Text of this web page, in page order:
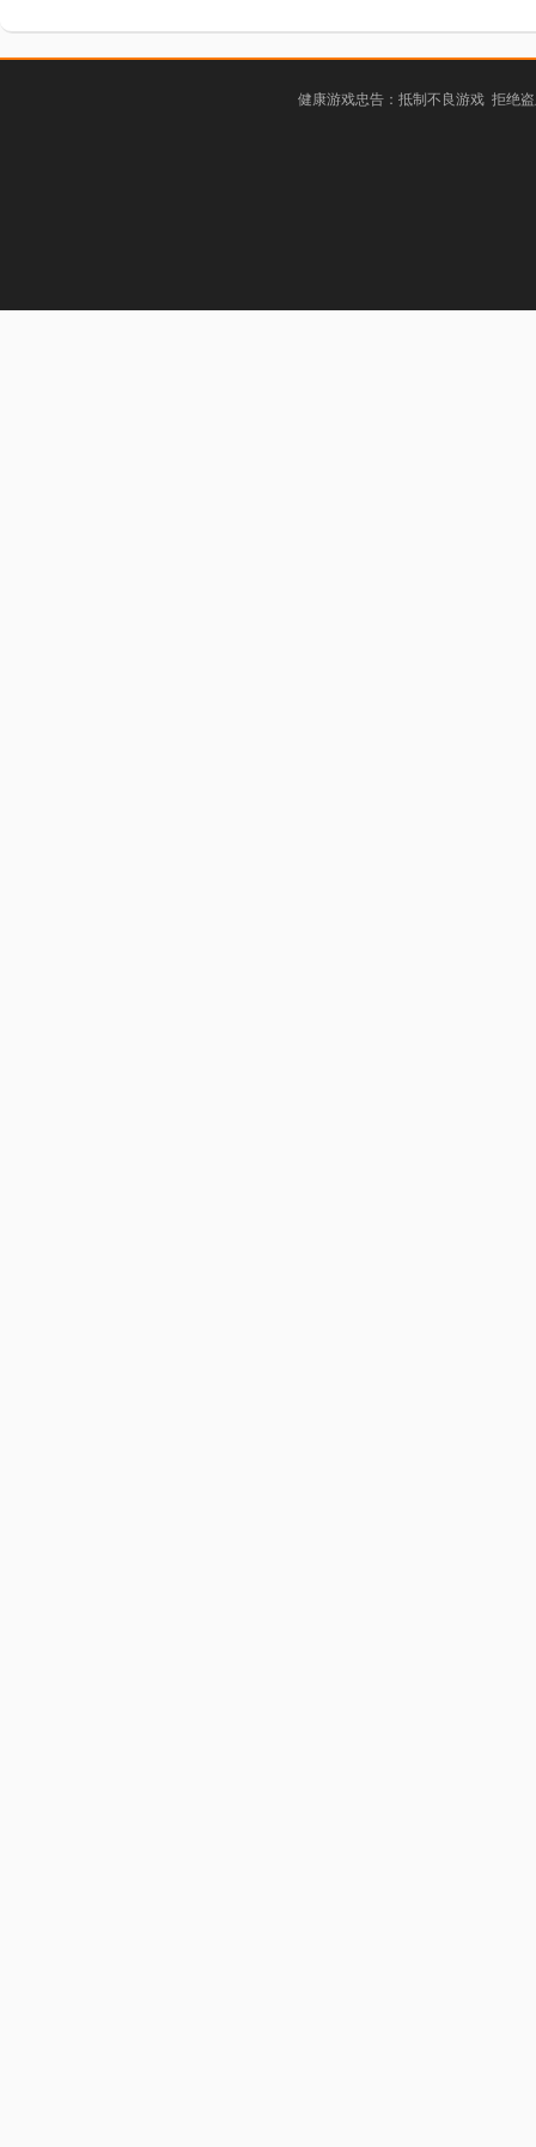
健康游戏忠告：抵制不良游戏 拒绝